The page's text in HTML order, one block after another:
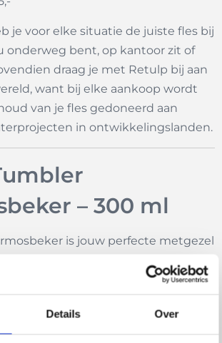
Details Over
je voor elke situatie de juiste fles bij
onderweg bent, op kantoor zit of
draag je met Retulp bij aan
want bij elke aankoop wordt
van je fles gedoneerd aan
in ontwikkelingslanden.
– 300 ml
is jouw perfecte metgezel
frisse smoothie: deze
bespaart.